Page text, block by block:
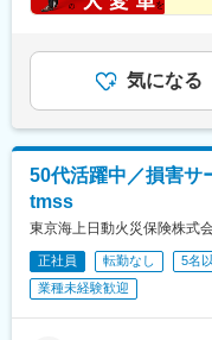
道駅、海老名駅(相
駅、新豊橋駅、あ
営)、山陽姫路駅、
駅、七条駅、西元
祇園駅(福岡県)、旦
気になる
50代活躍中／損害サ
tmss
東京海上日動火災保険株式
正社員 転勤なし 5名
業種未経験歓迎